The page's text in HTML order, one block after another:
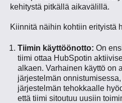
kehitystä pitkällä aikavälillä.
Kiinnitä näihin kohtiin erityistä
Tiimin käyttöönotto: On
tiimi ottaa HubSpotin
alkaen. Varhainen käyttö on
järjestelmän
järjestelmän tehokkaalle
että tiimi sitoutuu uusiin